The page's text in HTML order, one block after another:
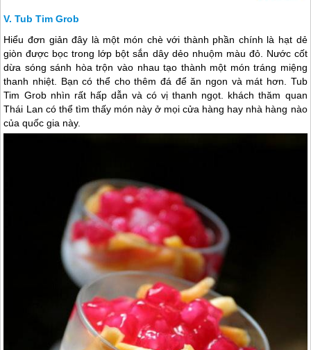
Tub Tim Grob
Hiểu đơn giản đây là một món chè với thành phần chính là hạt dẻ
giòn được bọc trong lớp bột sắn dây dẻo nhuộm màu đỏ. Nước cốt
dừa sóng sánh hòa trộn vào nhau tạo thành một món tráng miệng
thanh nhiệt. Bạn có thể cho thêm đá để ăn ngon và mát hơn. Tub
Tim Grob nhìn rất hấp dẫn và có vị thanh ngọt. khách thăm quan
Thái Lan có thể tìm thấy món này ở mọi cửa hàng hay nhà hàng nào
của quốc gia này.